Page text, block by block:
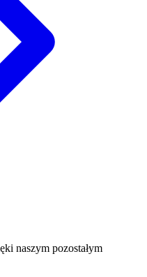
naszym pozostałym